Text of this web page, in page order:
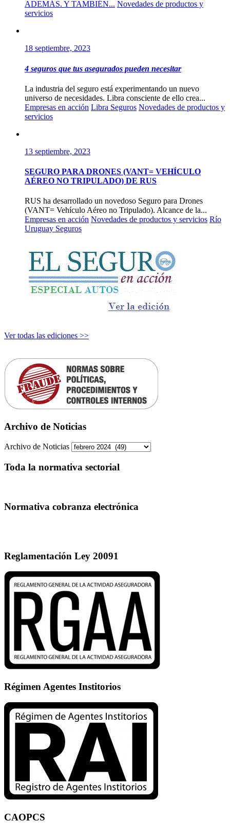
ADEMÁS. Y TAMBIÉN... Novedades de productos y
servicios
18 septiembre, 2023
4 seguros que tus asegurados pueden necesitar
La industria del seguro está experimentando un nuevo
universo de necesidades. Libra consciente de ello crea...
Empresas en acción Libra Seguros Novedades de productos y
servicios
13 septiembre, 2023
SEGURO PARA DRONES (VANT= VEHÍCULO
AÉREO NO TRIPULADO) DE RUS
RUS ha desarrollado un novedoso Seguro para Drones
(VANT= Vehículo Aéreo no Tripulado). Alcance de la...
Empresas en acción Novedades de productos y servicios Río
Uruguay Seguros
Ver todas las ediciones >>
Archivo de Noticias
Archivo de Noticias
Toda la normativa sectorial
Normativa cobranza electrónica
Reglamentación Ley 20091
Régimen Agentes Institorios
CAOPCS